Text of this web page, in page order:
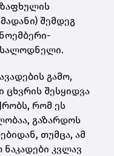
შემდეგ
გამო,
ცხვრის შესყიდვა
რომ ეს
გაზარდოს
თუმცა, ამ
კვლავ